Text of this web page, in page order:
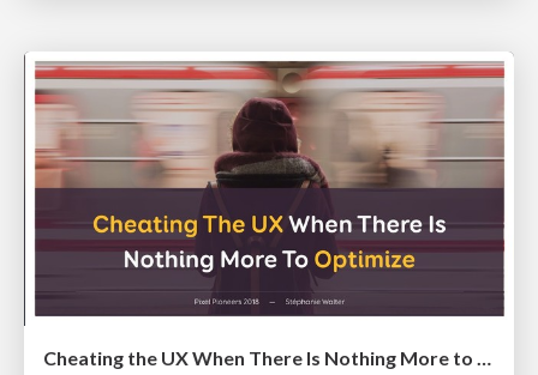
Cheating the UX When There Is Nothing More to Optimize - PixelPioneers